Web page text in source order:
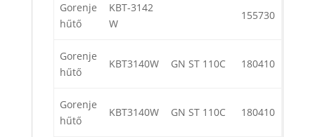
Gorenje
hűtő
KBT-3142
W
155730
Gorenje
hűtő
KBT3140W GN ST 110C 180410
Gorenje
hűtő
KBT3140W GN ST 110C 180410